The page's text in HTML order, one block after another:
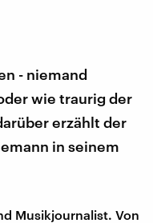
- niemand
wie traurig der
erzählt der
in seinem
Musikjournalist. Von